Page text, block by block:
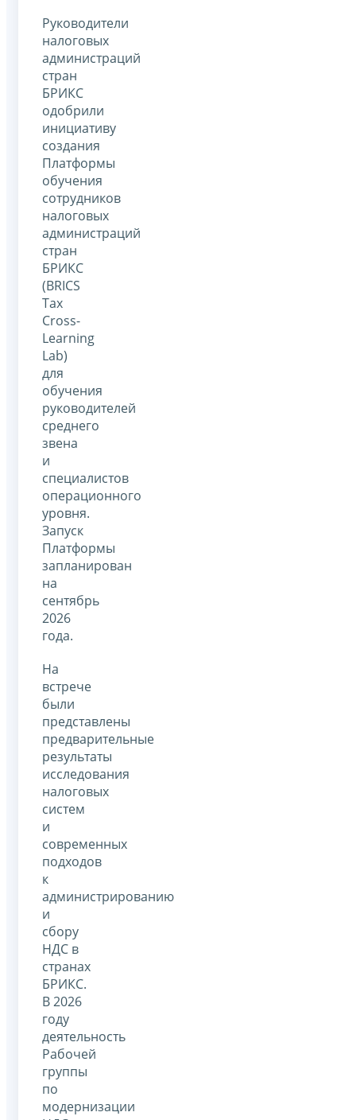
Руководители
налоговых
администраций
стран
БРИКС
одобрили
инициативу
создания
Платформы
обучения
сотрудников
налоговых
администраций
стран
БРИКС
(BRICS
Tax
Cross-
Learning
Lab)
для
обучения
руководителей
среднего
звена
и
специалистов
операционного
уровня.
Запуск
Платформы
запланирован
на
сентябрь
2026
года.
На
встрече
были
представлены
предварительные
результаты
исследования
налоговых
систем
и
современных
подходов
к
администрированию
и
сбору
НДС в
странах
БРИКС.
В 2026
году
деятельность
Рабочей
группы
по
модернизации